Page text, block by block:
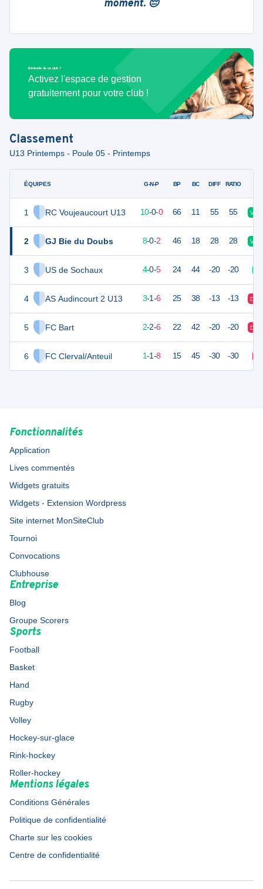
moment. 😔
Bénévole de ce club ?
Activez l'espace de gestion
gratuitement pour votre club !
Classement
U13 Printemps - Poule 05 - Printemps
ÉQUIPES
1 RC Voujeaucourt U13
2 GJ Bie du Doubs
3 US de Sochaux
4 AS Audincourt 2 U13
5 FC Bart
6 FC Clerval/Anteuil
G-N-P BP BC DIFF RATIO
30 10 10-0-0 66 11 55 55 V
24 8-0-2 46 18 28 28 V
4-0-5 24 44 -20 -20
10 10 3-1-6 25 38 -13 -13 D
2-2-6 22 42 -20 -20 D
4 1-1-8 15 45 -30 -30
Fonctionnalités
Application
Lives commentés
Widgets gratuits
Widgets - Extension Wordpress
Site internet MonSiteClub
Tournoi
Convocations
Clubhouse
Entreprise
Blog
Groupe Scorers
Sports
Football
Basket
Hand
Rugby
Volley
Hockey-sur-glace
Rink-hockey
Roller-hockey
Mentions légales
Conditions Générales
Politique de confidentialité
Charte sur les cookies
Centre de confidentialité